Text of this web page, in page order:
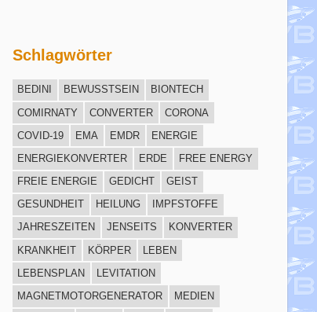
Schlagwörter
BEDINI BEWUSSTSEIN
BIONTECH
COMIRNATY
CONVERTER
CORONA
COVID-19
EMA EMDR
ENERGIE
ENERGIEKONVERTER
ERDE
FREE ENERGY
FREIE ENERGIE
GEDICHT
GEIST
GESUNDHEIT
HEILUNG
IMPFSTOFFE
JAHRESZEITEN
JENSEITS
KONVERTER
KRANKHEIT
KÖRPER
LEBEN
LEBENSPLAN
LEVITATION
MAGNETMOTORGENERATOR
MEDIEN